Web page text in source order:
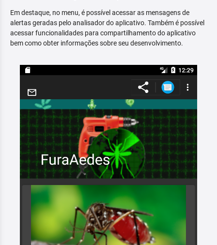
Em destaque, no menu, é possível acessar as mensagens de
alertas geradas pelo analisador do aplicativo. Também é possível
acessar funcionalidades para compartilhamento do aplicativo
bem como obter informações sobre seu desenvolvimento.